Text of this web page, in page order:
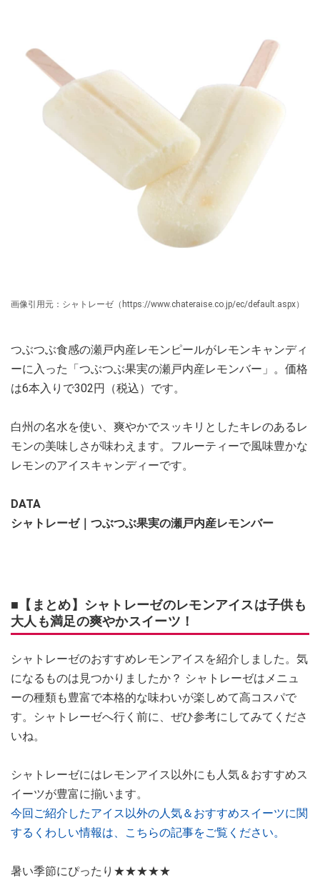
画像引用元：シャトレーゼ（https://www.chateraise.co.jp/ec/default.aspx）
つぶつぶ食感の瀬戸内産レモンピールがレモンキャンディ
ーに入った「つぶつぶ果実の瀬戸内産レモンバー」。価格
は6本入りで302円（税込）です。
白州の名水を使い、爽やかでスッキリとしたキレのあるレ
モンの美味しさが味わえます。フルーティーで風味豊かな
レモンのアイスキャンディーです。
DATA
シャトレーゼ｜つぶつぶ果実の瀬戸内産レモンバー
■【まとめ】シャトレーゼのレモンアイスは子供も
大人も満足の爽やかスイーツ！
シャトレーゼのおすすめレモンアイスを紹介しました。気
になるものは見つかりましたか？ シャトレーゼはメニュ
ーの種類も豊富で本格的な味わいが楽しめて高コスパで
す。シャトレーゼへ行く前に、ぜひ参考にしてみてくださ
いね。
シャトレーゼにはレモンアイス以外にも人気＆おすすめス
イーツが豊富に揃います。
今回ご紹介したアイス以外の人気＆おすすめスイーツに関
するくわしい情報は、こちらの記事をご覧ください。
暑い季節にぴったり★★★★★